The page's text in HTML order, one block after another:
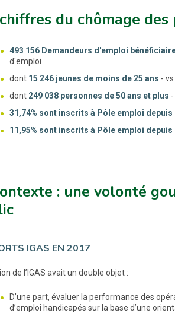
du chômage
493 156 Demandeurs d'emploi
d'emploi
dont 15 246 jeunes de moins de 25 ans -
dont 249 038 personnes de 50 ans et plus
31,74% sont inscrits à Pôle emploi depuis
11,95% sont inscrits à Pôle emploi depuis
: une volonté
IGAS EN 2017
de l’IGAS avait un double objet :
D’une part, évaluer la performance des
d’emploi handicapés sur la base d’une